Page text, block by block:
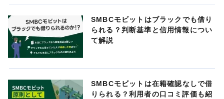
SMBCモビットはブラックでも借り
られる？判断基準と信用情報につい
て解説
SMBCモビットは在籍確認なしで借
りられる？利用者の口コミ評価も紹